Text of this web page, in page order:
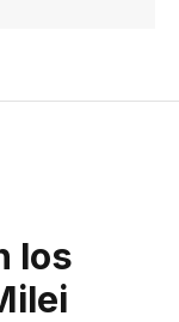
los